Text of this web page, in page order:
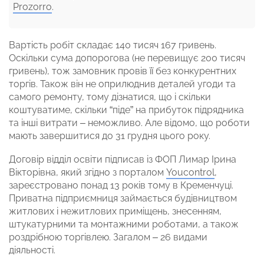
Prozorro.
Вартість робіт складає 140 тисяч 167 гривень.
Оскільки сума допорогова (не перевищує 200 тисяч
гривень), тож замовник провів її без конкурентних
торгів. Також він не оприлюднив деталей угоди та
самого ремонту, тому дізнатися, що і скільки
коштуватиме, скільки “піде” на прибуток підрядника
та інші витрати – неможливо. Але відомо, що роботи
мають завершитися до 31 грудня цього року.
Договір відділ освіти підписав із ФОП Лимар Ірина
Вікторівна, який згідно з порталом Youcontrol,
зареєстровано понад 13 років тому в Кременчуці.
Приватна підприємниця займається будівництвом
житлових і нежитлових приміщень, знесенням,
штукатурними та монтажними роботами, а також
роздрібною торгівлею. Загалом – 26 видами
діяльності.